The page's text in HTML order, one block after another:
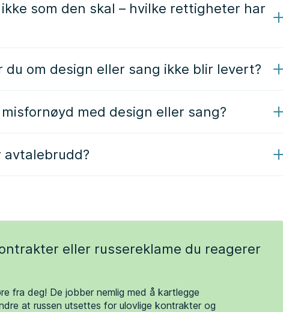
som den skal – hvilke rettigheter har
om design eller sang ikke blir levert?
med design eller sang?
avtalebrudd?
eller russereklame du reagerer
fra deg! De jobber nemlig med å kartlegge
at russen utsettes for ulovlige kontrakter og